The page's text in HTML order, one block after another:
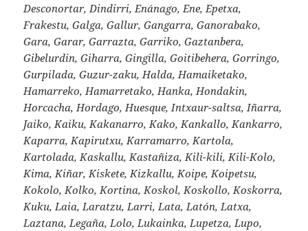
Desconortar, Dindirri, Enánago, Ene, Epetxa,
Frakestu, Galga, Gallur, Gangarra, Ganorabako,
Gara, Garar, Garrazta, Garriko, Gaztanbera,
Gibelurdin, Giharra, Gingilla, Goitibehera, Gorringo,
Gurpilada, Guzur-zaku, Halda, Hamaiketako,
Hamarreko, Hamarretako, Hanka, Hondakin,
Horcacha, Hordago, Huesque, Intxaur-saltsa, Iñarra,
Jaiko, Kaiku, Kakanarro, Kako, Kankallo, Kankarro,
Kaparra, Kapirutxu, Karramarro, Kartola,
Kartolada, Kaskallu, Kastañiza, Kili-kili, Kili-Kolo,
Kima, Kiñar, Kiskete, Kizkallu, Koipe, Koipetsu,
Kokolo, Kolko, Kortina, Koskol, Koskollo, Koskorra,
Kuku, Laia, Laratzu, Larri, Lata, Latón, Latxa,
Laztana, Legaña, Lolo, Lukainka, Lupetza, Lupo,